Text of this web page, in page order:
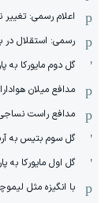
اعلام رسمی:
رسمی: استقلال در
گل دوم مایورکا
مدافع میلان
مدافع راست
گل سوم بتیس به
گل اول مایورکا به
با انگیزه مثل